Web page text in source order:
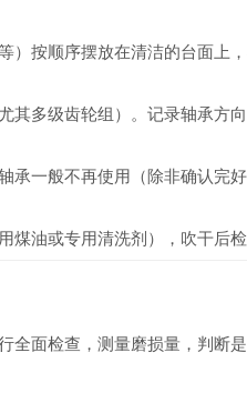
按顺序摆放在清洁的台面上
其多级齿轮组）。记录轴承方
一般不再使用（除非确认完好
煤油或专用清洗剂），吹干后检
全面检查，测量磨损量，判断是